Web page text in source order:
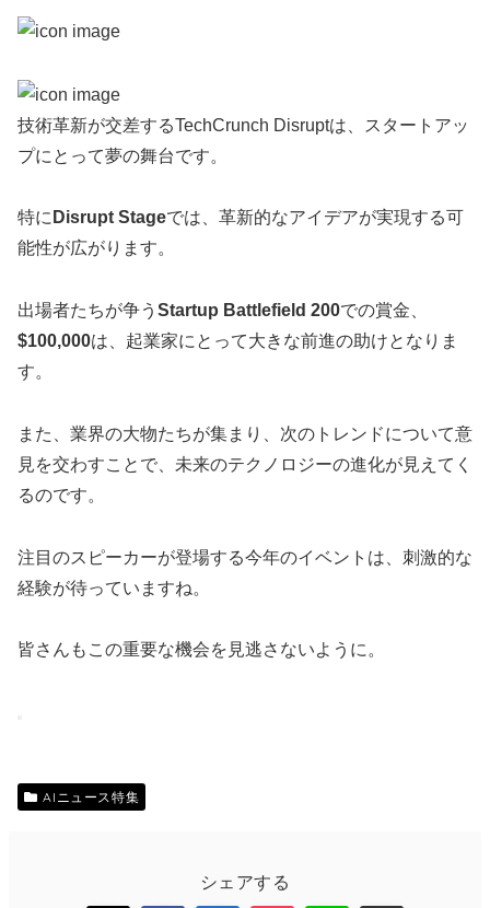
技術革新が交差するTechCrunch Disruptは、スタートアッ
プにとって夢の舞台です。
特に Disrupt Stageでは、革新的なアイデアが実現する可
能性が広がります。
出場者たちが争う Startup Battlefield 200での賞金、
$100,000は、起業家にとって大きな前進の助けとなりま
す。
また、業界の大物たちが集まり、次のトレンドについて意
見を交わすことで、未来のテクノロジーの進化が見えてく
るのです。
注目のスピーカーが登場する今年のイベントは、刺激的な
経験が待っていますね。
皆さんもこの重要な機会を見逃さないように。
AIニュース特集
シェアする